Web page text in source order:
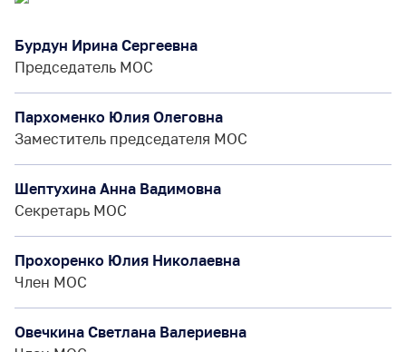
Бурдун Ирина Сергеевна
Председатель МОС
Пархоменко Юлия Олеговна
Заместитель председателя МОС
Шептухина Анна Вадимовна
Секретарь МОС
Прохоренко Юлия Николаевна
Член МОС
Овечкина Светлана Валериевна